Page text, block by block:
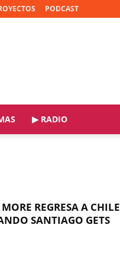
PODCAST
▶ RADIO
REGRESA A CHILE
SANTIAGO GETS